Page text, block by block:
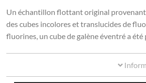
Un échantillon flottant original provenant
des cubes incolores et translucides de
fluorines, un cube de galène éventré a